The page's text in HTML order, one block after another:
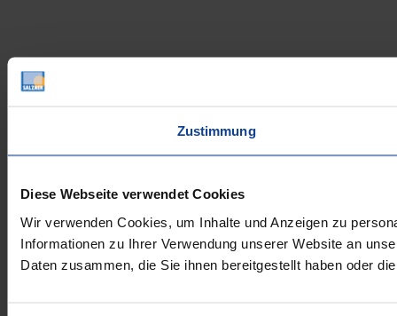
Zustimmung
Diese Webseite verwendet Cookies
Wir verwenden Cookies, um Inhalte und Anzeigen zu
Informationen zu Ihrer Verwendung unserer Website an
Daten zusammen, die Sie ihnen bereitgestellt haben oder